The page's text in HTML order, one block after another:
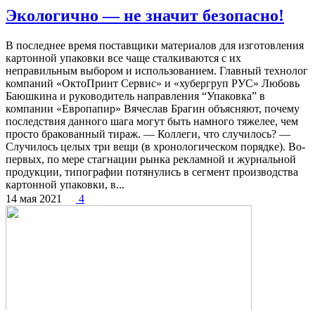
Экологично — не значит безопасно!
В последнее время поставщики материалов для изготовления
картонной упаковки все чаще сталкиваются с их
неправильным выбором и использованием. Главный технолог
компаний «ОктоПринт Сервис» и «хубергруп РУС» Любовь
Баюшкина и руководитель направления “Упаковка” в
компании «Европапир» Вячеслав Брагин объясняют, почему
последствия данного шага могут быть намного тяжелее, чем
просто бракованный тираж. — Коллеги, что случилось? —
Случилось целых три вещи (в хронологическом порядке). Во-
первых, по мере стагнации рынка рекламной и журнальной
продукции, типографии потянулись в сегмент производства
картонной упаковки, в...
14 мая 2021
4